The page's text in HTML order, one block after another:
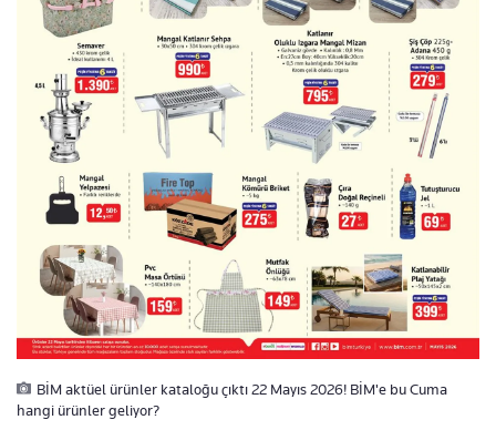
BİM aktüel ürünler kataloğu çıktı 22 Mayıs 2026! BİM'e bu Cuma
hangi ürünler geliyor?